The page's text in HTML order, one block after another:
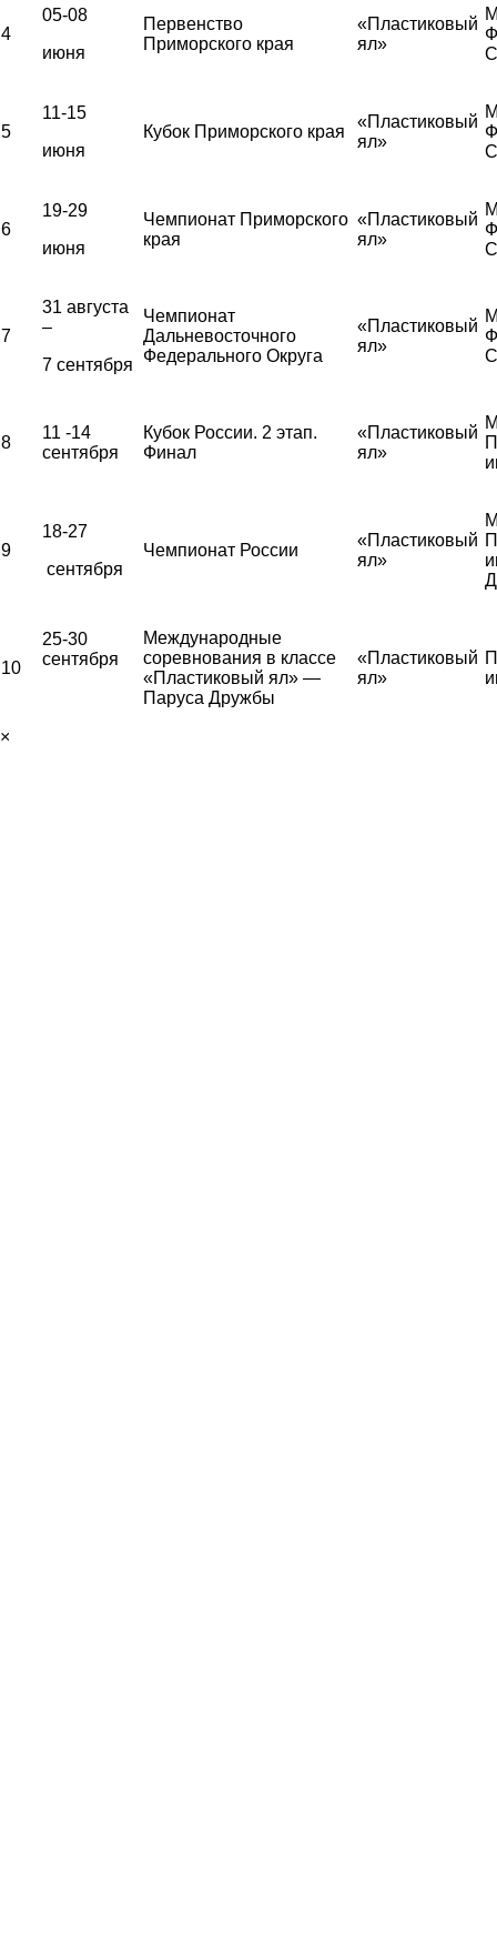
4
05-08
июня
Первенство
Приморского края
«Пластиковый
ял»
5
11-15
июня
Кубок Приморского края
«Пластиковый
ял»
6
19-29
июня
Чемпионат Приморского
края
«Пластиковый
ял»
7
31 августа
–
7 сентября
Чемпионат
Дальневосточного
Федерального Округа
«Пластиковый
ял»
8
11 -14
сентября
Кубок России. 2 этап.
Финал
«Пластиковый
ял»
9
18-27
сентября
Чемпионат России
«Пластиковый
ял»
10
25-30
сентября
Международные
соревнования в классе
«Пластиковый ял» —
Паруса Дружбы
«Пластиковый
ял»
×